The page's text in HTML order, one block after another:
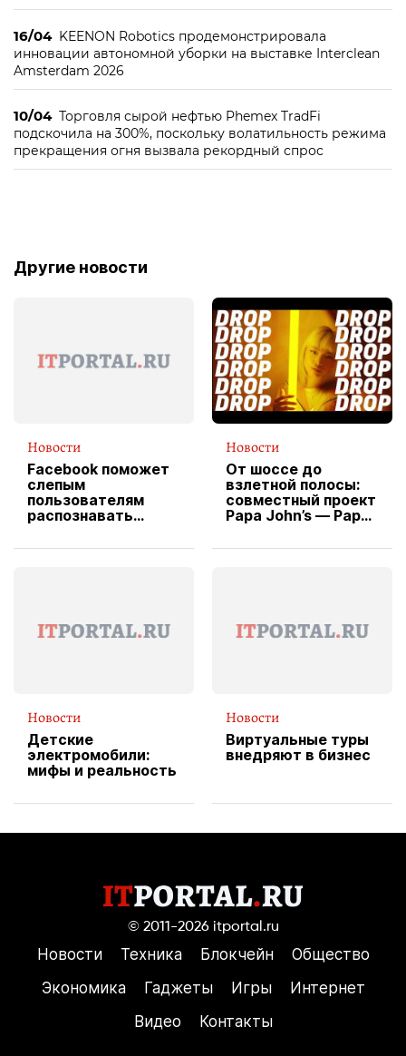
16/04 KEENON Robotics продемонстрировала
инновации автономной уборки на выставке Interclean
Amsterdam 2026
10/04 Торговля сырой нефтью Phemex TradFi
подскочила на 300%, поскольку волатильность режима
прекращения огня вызвала рекордный спрос
Другие новости
Новости
Facebook поможет
слепым
пользователям
распознавать
Новости
От шоссе до
взлетной полосы:
совместный проект
Papa John’s — Papa
вводит
Новости
Детские
электромобили:
мифы и реальность
Новости
Виртуальные туры
внедряют в бизнес
© 2011-2026 itportal.ru
Новости Техника Блокчейн
Общество
Экономика
Гаджеты Игры
Интернет
Видео
Контакты